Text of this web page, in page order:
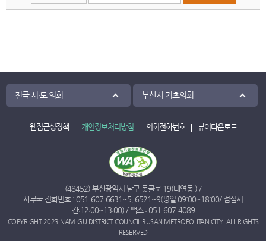
전국 시·도 의회 부산시 기초의회
웹접근성정책 개인정보처리방침 의회전화번호 뷰어다운로드
(48452) 부산광역시 남구 못골로 19(대연동 ) /
사무국 전화번호 : 051-607-6631 ~5 6521 ~9(평일 09:00~18:00/ 점심시
간:12:00~13:00) / 팩스 : 051-607-4089
COPYRIGHT 2023 NAM-GU DISTRICT COUNCIL BUSAN METROPOLITAN CITY. ALL RIGHTS
RESERVED